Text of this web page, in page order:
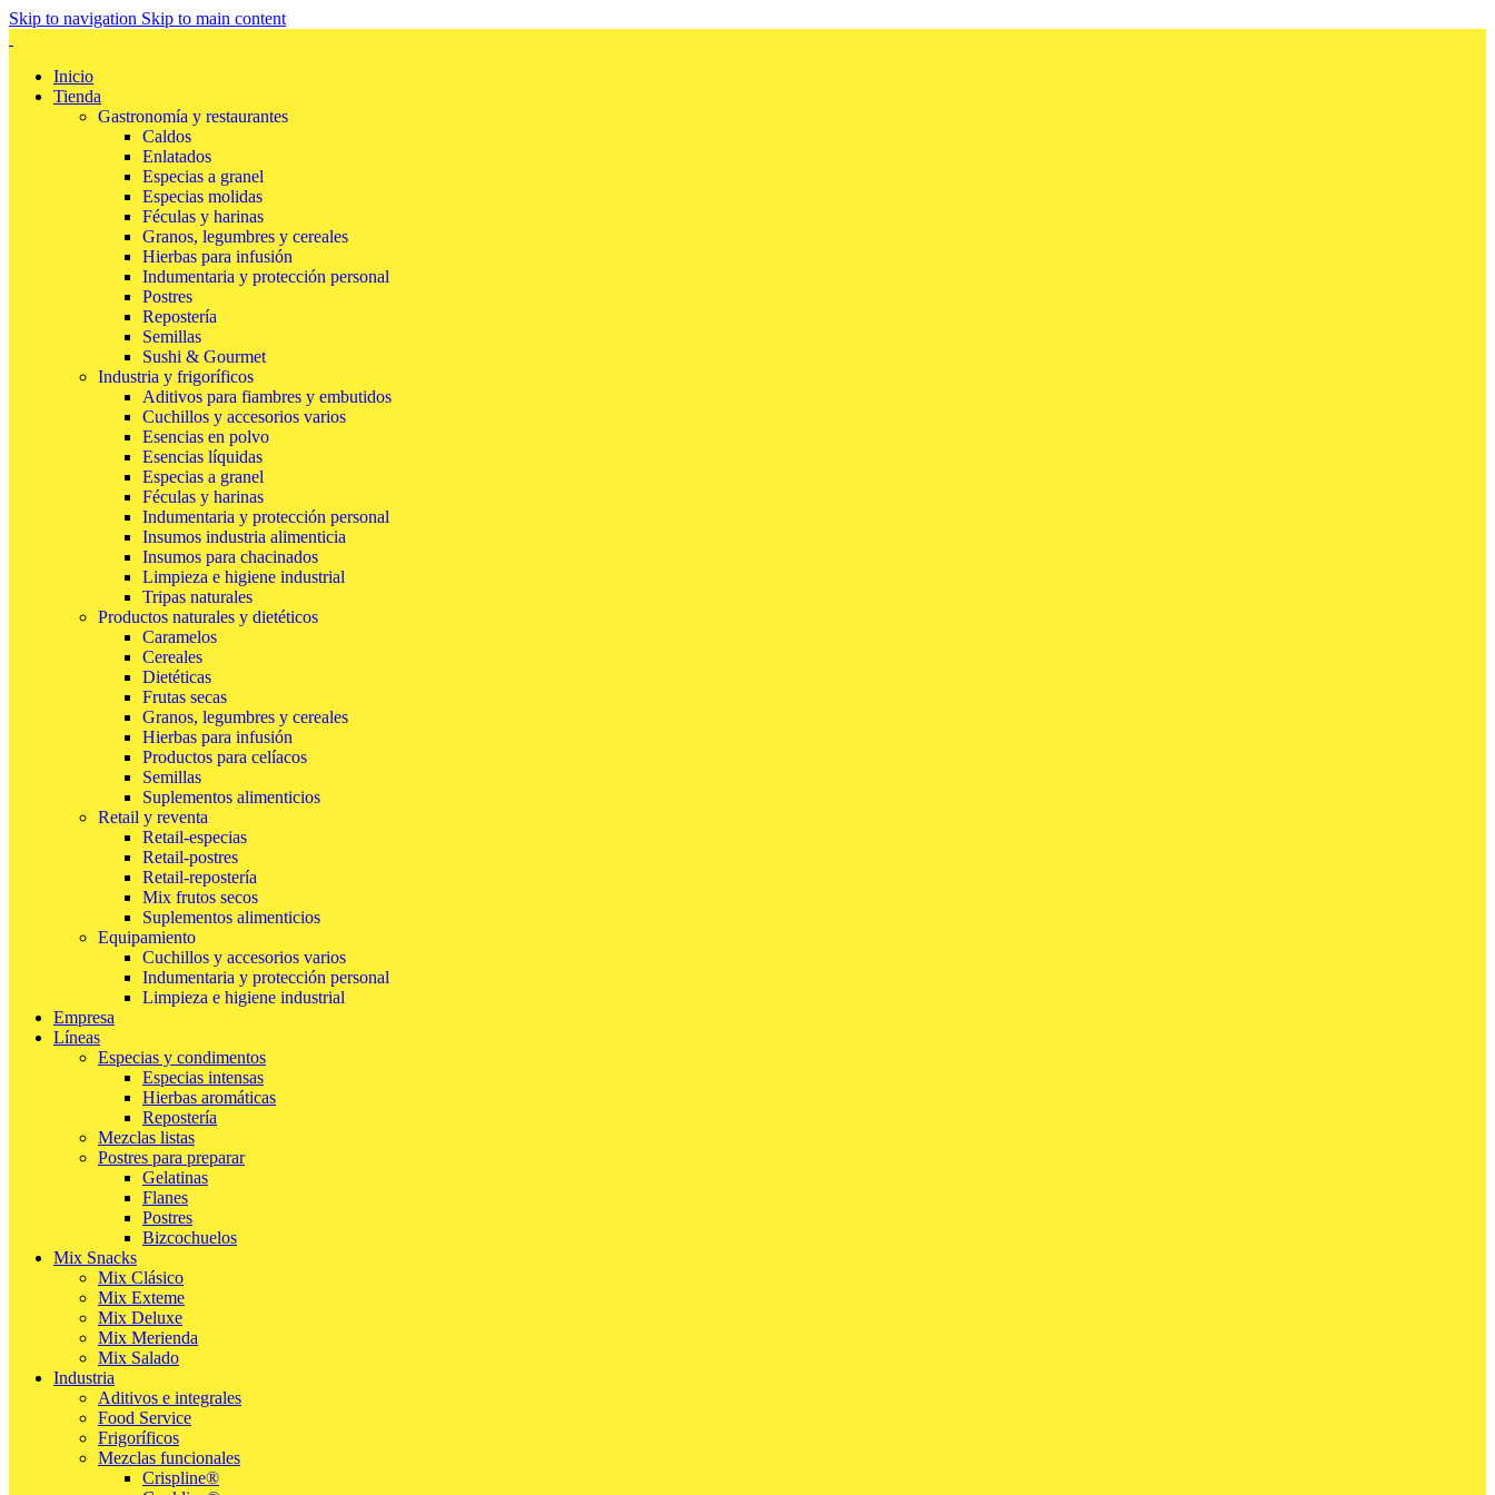
Skip to navigation Skip to main content
Inicio
Tienda
Gastronomía y restaurantes
Caldos
Enlatados
Especias a granel
Especias molidas
Féculas y harinas
Granos, legumbres y cereales
Hierbas para infusión
Indumentaria y protección personal
Postres
Repostería
Semillas
Sushi & Gourmet
Industria y frigoríficos
Aditivos para fiambres y embutidos
Cuchillos y accesorios varios
Esencias en polvo
Esencias líquidas
Especias a granel
Féculas y harinas
Indumentaria y protección personal
Insumos industria alimenticia
Insumos para chacinados
Limpieza e higiene industrial
Tripas naturales
Productos naturales y dietéticos
Caramelos
Cereales
Dietéticas
Frutas secas
Granos, legumbres y cereales
Hierbas para infusión
Productos para celíacos
Semillas
Suplementos alimenticios
Retail y reventa
Retail-especias
Retail-postres
Retail-repostería
Mix frutos secos
Suplementos alimenticios
Equipamiento
Cuchillos y accesorios varios
Indumentaria y protección personal
Limpieza e higiene industrial
Empresa
Líneas
Especias y condimentos
Especias intensas
Hierbas aromáticas
Repostería
Mezclas listas
Postres para preparar
Gelatinas
Flanes
Postres
Bizcochuelos
Mix Snacks
Mix Clásico
Mix Exteme
Mix Deluxe
Mix Merienda
Mix Salado
Industria
Aditivos e integrales
Food Service
Frigoríficos
Mezclas funcionales
Crispline®